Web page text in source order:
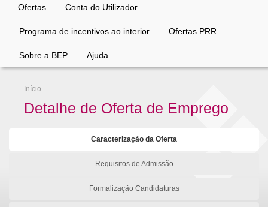
Ofertas Conta do Utilizador
Programa de incentivos ao interior Ofertas PRR
Sobre a BEP Ajuda
Início
Detalhe de Oferta de Emprego
Caracterização da Oferta
Requisitos de Admissão
Formalização Candidaturas